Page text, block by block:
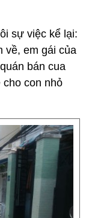
sự việc kể lại:
về, em gái của
bán cua
con nhỏ